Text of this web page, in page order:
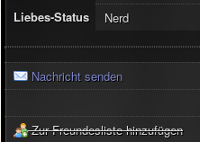
Liebes-Status
Nerd
Nachricht senden
Zur Freundesliste hinzufügen